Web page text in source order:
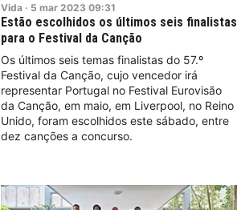
Vida · 5 mar 2023 09:31
Estão escolhidos os últimos seis finalistas
para o Festival da Canção
Os últimos seis temas finalistas do 57.º
Festival da Canção, cujo vencedor irá
representar Portugal no Festival Eurovisão
da Canção, em maio, em Liverpool, no Reino
Unido, foram escolhidos este sábado, entre
dez canções a concurso.